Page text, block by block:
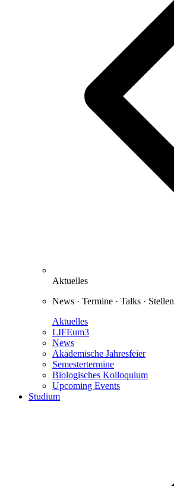
Aktuelles
News · Termine · Talks · Stellen
Aktuelles
LIFEum3
News
Akademische Jahresfeier
Semestertermine
Biologisches Kolloquium
Upcoming Events
Studium